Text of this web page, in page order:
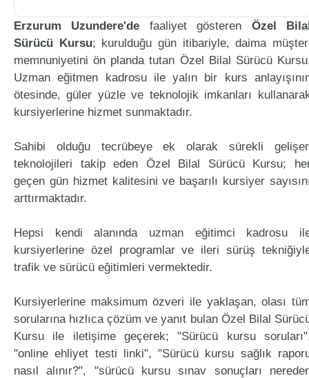
Erzurum Uzundere'de faaliyet gösteren Özel
Sürücü Kursu; kurulduğu gün itibariyle, daima
memnuniyetini ön planda tutan Özel Bilal Sürücü
Uzman eğitmen kadrosu ile yalın bir kurs
ötesinde, güler yüzle ve teknolojik imkanları
kursiyerlerine hizmet sunmaktadır.
Sahibi olduğu tecrübeye ek olarak sürekli
teknolojileri takip eden Özel Bilal Sürücü Kursu;
geçen gün hizmet kalitesini ve başarılı kursiyer
arttırmaktadır.
Hepsi kendi alanında uzman eğitimci kadrosu
kursiyerlerine özel programlar ve ileri sürüş
trafik ve sürücü eğitimleri vermektedir.
Kursiyerlerine maksimum özveri ile yaklaşan, olası
sorularına hızlıca çözüm ve yanıt bulan Özel Bilal
Kursu ile iletişime geçerek; "Sürücü kursu
"online ehliyet testi linki", "Sürücü kursu sağlık
nasıl alınır?", "sürücü kursu sınav sonuçları